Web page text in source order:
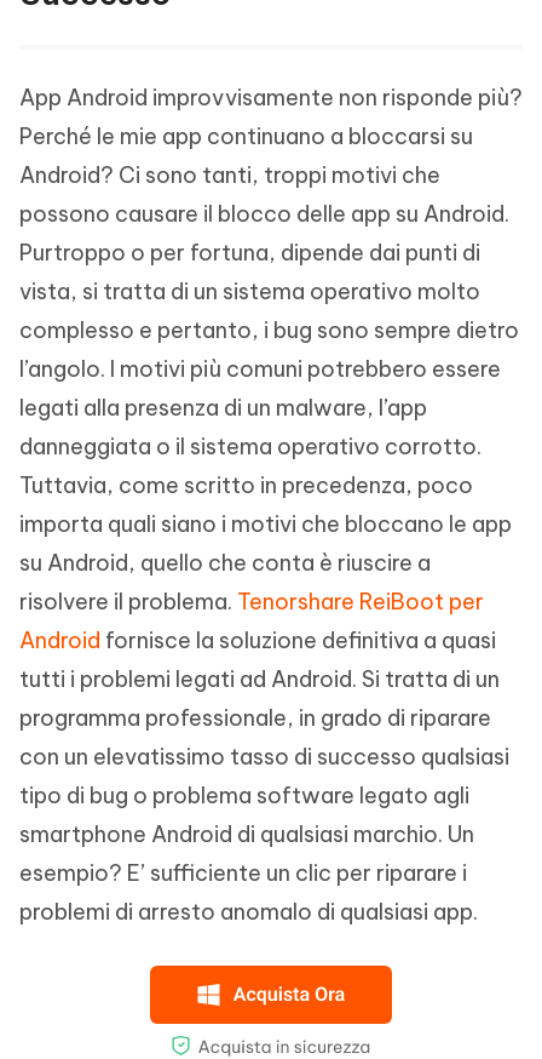
App Android improvvisamente non risponde più?
Perché le mie app continuano a bloccarsi su
Android? Ci sono tanti, troppi motivi che
possono causare il blocco delle app su Android.
Purtroppo o per fortuna, dipende dai punti di
vista, si tratta di un sistema operativo molto
complesso e pertanto, i bug sono sempre dietro
l’angolo. I motivi più comuni potrebbero essere
legati alla presenza di un malware, l’app
danneggiata o il sistema operativo corrotto.
Tuttavia, come scritto in precedenza, poco
importa quali siano i motivi che bloccano le app
su Android, quello che conta è riuscire a
risolvere il problema. Tenorshare ReiBoot per
Android fornisce la soluzione definitiva a quasi
tutti i problemi legati ad Android. Si tratta di un
programma professionale, in grado di riparare
con un elevatissimo tasso di successo qualsiasi
tipo di bug o problema software legato agli
smartphone Android di qualsiasi marchio. Un
esempio? E’ sufficiente un clic per riparare i
problemi di arresto anomalo di qualsiasi app.